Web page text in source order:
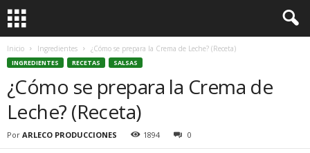
Inicio Ingredientes ¿Cómo se prepara la Crema de Leche? (Receta)
INGREDIENTES RECETAS SALSAS
¿Cómo se prepara la Crema de
Leche? (Receta)
Por ARLECO PRODUCCIONES 1894 0